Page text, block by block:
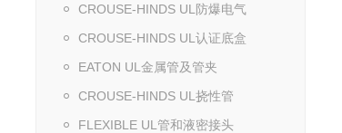
CROUSE-HINDS UL防爆电气
CROUSE-HINDS UL认证底盒
EATON UL金属管及管夹
CROUSE-HINDS UL挠性管
FLEXIBLE UL管和液密接头